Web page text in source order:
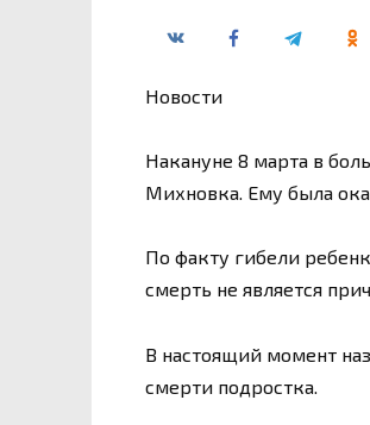
Новости
Накануне 8 марта в
Михновка. Ему была
По факту гибели
смерть не является
В настоящий момент
смерти подростка.